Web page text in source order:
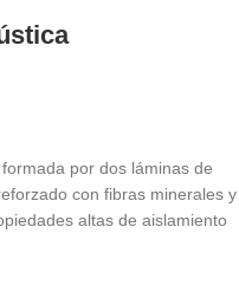
por dos láminas de
con fibras minerales y
altas de aislamiento